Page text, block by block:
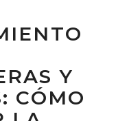
Y
CÓMO